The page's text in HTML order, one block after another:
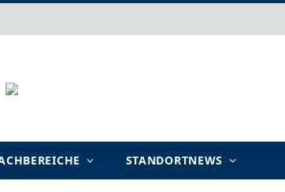
STANDORTNEWS